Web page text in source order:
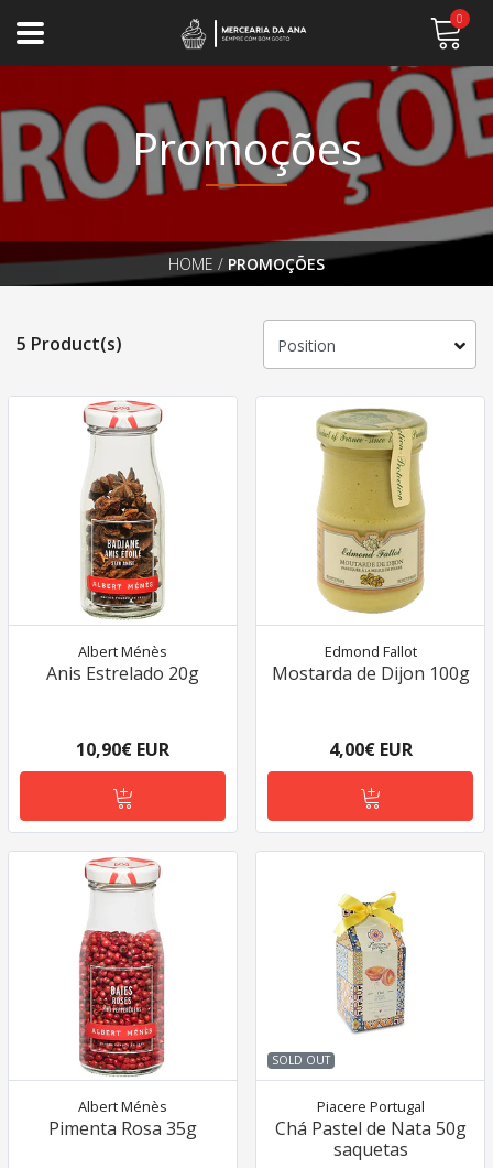
0
HOME / PROMOÇÕES
Promoções
5 Product(s)
Albert Ménès
Anis Estrelado 20g
10,90€ EUR
Edmond Fallot
Mostarda de Dijon 100g
4,00€ EUR
Albert Ménès
Pimenta Rosa 35g
SOLD OUT
Piacere Portugal
Chá Pastel de Nata 50g
saquetas